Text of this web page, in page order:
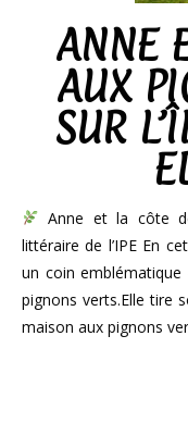
ANNE
AUX
SUR
Anne et la côte
littéraire de l’IPE En
un coin emblématique
pignons verts.Elle tire
maison aux pignons